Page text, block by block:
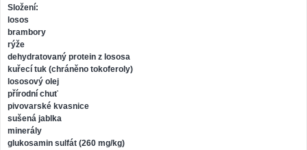
Složení:
losos
brambory
rýže
dehydratovaný protein z lososa
kuřecí tuk (chráněno tokoferoly)
lososový olej
přírodní chuť
pivovarské kvasnice
sušená jablka
minerály
glukosamin sulfát (260 mg/kg)